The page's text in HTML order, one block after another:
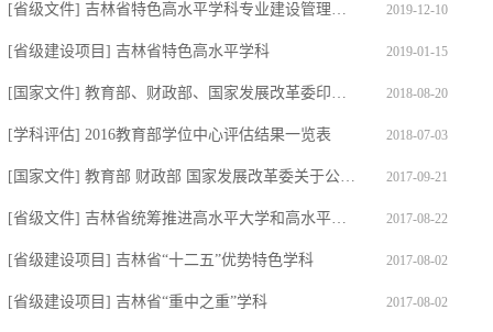
[省级文件] 吉林省特色高水平学科专业建设管理办法 2019-12-10
[省级建设项目] 吉林省特色高水平学科 2019-01-15
[国家文件] 教育部、财政部、国家发展改革委印发《关于高等学校加快“双一流... 2018-08-20
[学科评估] 2016教育部学位中心评估结果一览表 2018-07-03
[国家文件] 教育部 财政部 国家发展改革委关于公布世界一流大学和一流学科建... 2017-09-21
[省级文件] 吉林省统筹推进高水平大学和高水平学科专业建设实施方案 2017-08-22
[省级建设项目] 吉林省“十二五”优势特色学科 2017-08-02
[省级建设项目] 吉林省“重中之重”学科 2017-08-02